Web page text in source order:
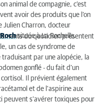
animal de compagnie, c’est
avoir des produits que l’on
Julien Charron, docteur
située à La Rochelle.
du quotidien présentent
un cas de syndrome de
traduisant par une alopécie, la
gonflé - du fait d’un
Il prévient également
et de l'aspirine aux
peuvent s’avérer toxiques pour